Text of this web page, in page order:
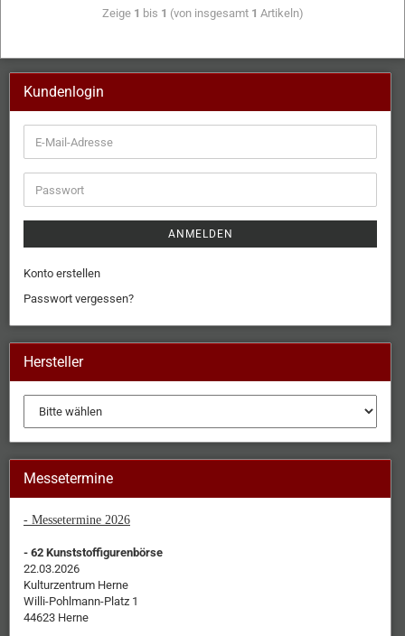
Zeige 1 bis 1 (von insgesamt 1 Artikeln)
Kundenlogin
ANMELDEN
Konto erstellen
Passwort vergessen?
Hersteller
Messetermine
- Messetermine 2026
- 62 Kunststoffigurenbörse
22.03.2026
Kulturzentrum Herne
Willi-Pohlmann-Platz 1
44623 Herne